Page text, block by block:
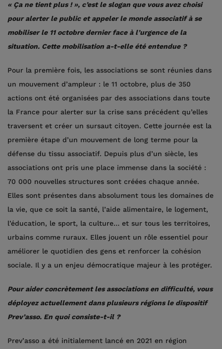
« Ça ne tient plus ! », c’est le slogan que vous avez choisi
pour alerter le public et appeler le monde associatif à se
mobiliser le 11 octobre dernier face à l’urgence de la
situation. Cette mobilisation a-t-elle été entendue ?
Pour la première fois, les associations se sont réunies dans
un mouvement d’ampleur : le 11 octobre, plus de 350
actions ont été organisées par des associations dans toute
la France pour alerter sur la crise sans précédent qu’elles
traversent et créer un sursaut citoyen. Cette journée est la
première étape d’un mouvement de long terme pour la
défense du tissu associatif. Depuis plus d’un siècle, les
associations ont pris une place immense dans la société :
70 000 nouvelles structures sont créées chaque année.
Elles sont présentes dans absolument tous les domaines de
la vie, que ce soit la santé, l’aide alimentaire, le logement,
l’éducation, le sport, la culture… et sur tous les territoires,
urbains comme ruraux. Elles jouent un rôle essentiel pour
améliorer le quotidien des gens et renforcer la cohésion
sociale. Il y a un enjeu démocratique majeur à les protéger.
Pour aider concrètement les associations en difficulté, vous
déployez actuellement dans plusieurs régions le dispositif
Prev’asso. En quoi consiste-t-il ?
Prev’asso a été initialement lancé en 2021 en région